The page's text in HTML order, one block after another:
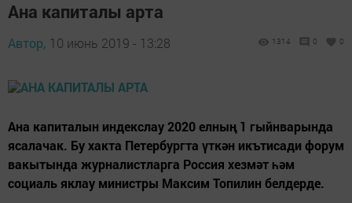
Ана капиталы арта
Автор, 10 июнь 2019 - 13:28 1314 0 0
Ана капиталын индекслау 2020 елның 1 гыйнварында
ясалачак. Бу хакта Петербургта үткән икътисади форум
вакытында журналистларга Россия хезмәт һәм
социаль яклау министры Максим Топилин белдерде.